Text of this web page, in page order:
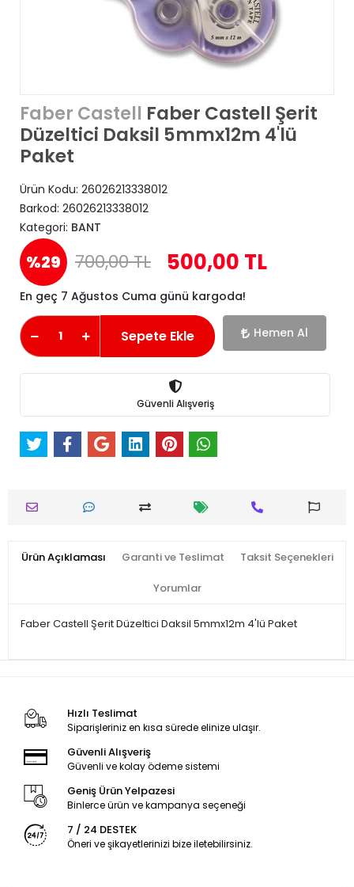
Faber Castell Faber Castell Şerit
Düzeltici Daksil 5mmx12m 4'lü
Paket
Ürün Kodu: 26026213338012
Barkod: 26026213338012
Kategori: BANT
%29 700,00 TL 500,00 TL
En geç 7 Ağustos Cuma günü kargoda!
Sepete Ekle Hemen Al
Güvenli Alışveriş
Ürün Açıklaması Garanti ve Teslimat Taksit Seçenekleri
Yorumlar
Faber Castell Şerit Düzeltici Daksil 5mmx12m 4'lü Paket
Hızlı Teslimat
Siparişleriniz en kısa sürede elinize ulaşır.
Güvenli Alışveriş
Güvenli ve kolay ödeme sistemi
Geniş Ürün Yelpazesi
Binlerce ürün ve kampanya seçeneği
7 / 24 DESTEK
Öneri ve şikayetlerinizi bize iletebilirsiniz.